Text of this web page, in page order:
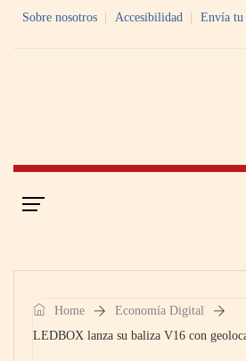
Sobre nosotros Accesibilidad Envía tu
Home
Economía Digital
LEDBOX lanza su baliza V16 con